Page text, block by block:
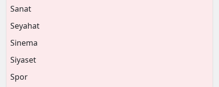
Sanat
Seyahat
Sinema
Siyaset
Spor